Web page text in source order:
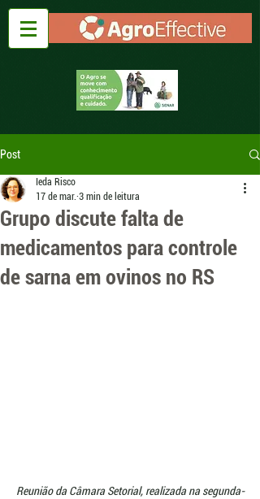
Post
Grupo discute falta de
medicamentos para controle
de sarna em ovinos no RS
Ieda Risco
17 de mar. 3 min de leitura
Reunião da Câmara Setorial, realizada na segunda-